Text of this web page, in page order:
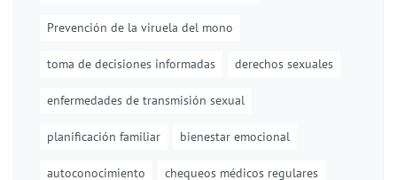
Prevención de la viruela del mono
toma de decisiones informadas derechos sexuales
enfermedades de transmisión sexual
planificación familiar bienestar emocional
autoconocimiento chequeos médicos regulares